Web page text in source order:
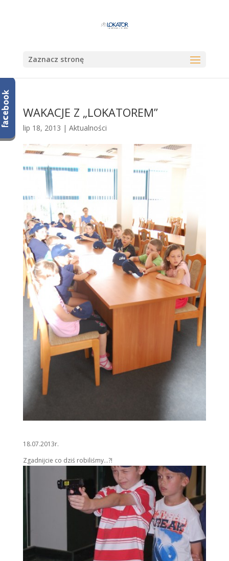
Zaznacz stronę
WAKACJE Z „LOKATOREM”
lip 18, 2013 | Aktualności
18.07.2013r.
Zgadnijcie co dziś robiliśmy…?!